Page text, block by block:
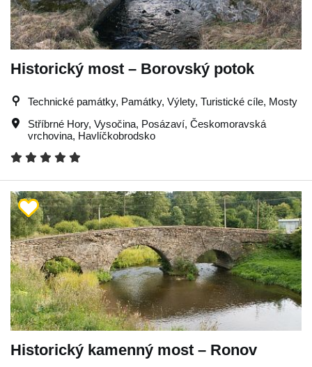
Historický most – Borovský potok
Technické památky, Památky, Výlety, Turistické cíle, Mosty
Stříbrné Hory, Vysočina, Posázaví, Českomoravská
vrchovina, Havlíčkobrodsko
Historický kamenný most – Ronov